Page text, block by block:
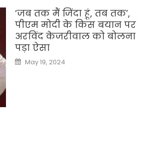
‘जब तक मैं जिंदा हूं, तब तक’,
पीएम मोदी के किस बयान पर
अरविंद केजरीवाल को बोलना
पड़ा ऐसा
Posted
on
May 19, 2024